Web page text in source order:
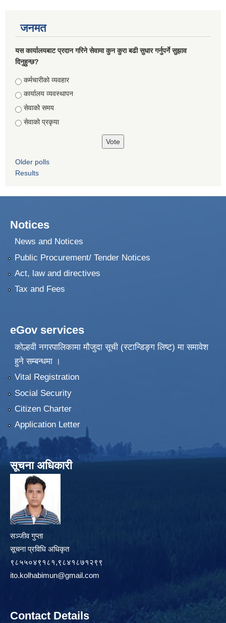
जनमत
यस कार्यालयबाट प्रदान गरिने सेवामा कुन कुरा बढी सुधार गर्नुपर्ने सुझाव
दिनुहुन्छ?
Choices
कर्मचारीको व्यवहार
कार्यालय व्यवस्थापन
सेवाको समय
सेवाको प्रकृया
Older polls
Results
Notices
News and Notices
Public Procurement/ Tender Notices
Act, law and directives
Tax and Fees
eGov services
कोल्हवी नगरपालिकामा मौजुदा सूची (स्टान्डिङ्ग लिष्ट) मा समावेश
हुने सम्बन्धमा ।
Vital Registration
Social Security
Citizen Charter
Application Letter
सूचना अधिकारी
सञ्जीव गुप्ता
सूचना प्रविधि अधिकृत
९८५५०४९१८१,९८४१८७१२९९
ito.kolhabimun@gmail.com
Contact Details